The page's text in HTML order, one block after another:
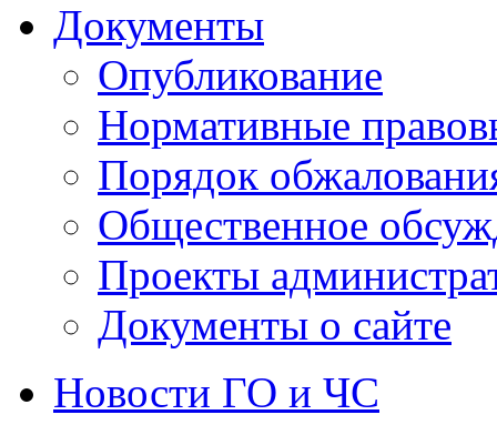
Документы
Опубликование
Нормативные
Порядок
Общественное
Проекты
Документы о сайте
Новости ГО и ЧС